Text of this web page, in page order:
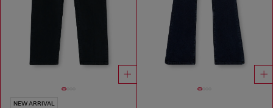
NEW ARRIVAL